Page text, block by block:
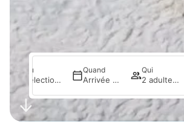
Où
Sélectionnez
Quand
Arrivée — Départ
Qui
2 adultes · 1 chambre